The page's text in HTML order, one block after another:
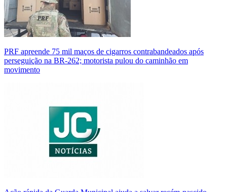
PRF apreende 75 mil maços de cigarros contrabandeados após
perseguição na BR-262; motorista pulou do caminhão em
movimento